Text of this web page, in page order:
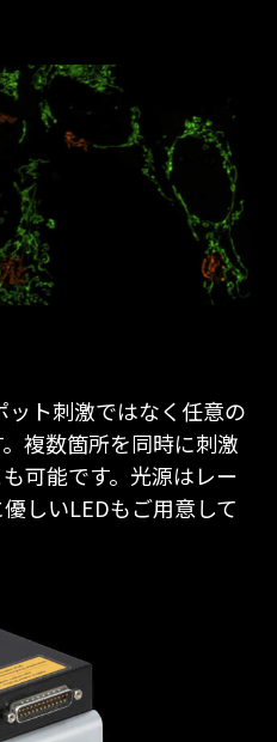
ト刺激ではなく任意の
複数箇所を同時に刺激
可能です。光源はレー
しいLEDもご用意して